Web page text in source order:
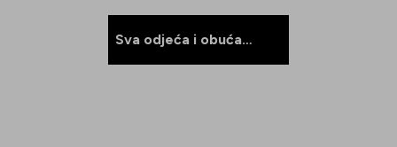
Sva odjeća i obuća
-50%!